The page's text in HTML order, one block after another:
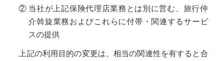
② 当社が上記保険代理店業務とは別に営む、旅行仲
介斡旋業務およびこれらに付帯・関連するサービ
スの提供
上記の利用目的の変更は、相当の関連性を有すると合